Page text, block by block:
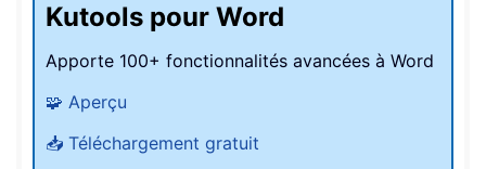
Kutools pour Word
Apporte 100+ fonctionnalités avancées à Word
🧩 Aperçu
📥 Téléchargement gratuit